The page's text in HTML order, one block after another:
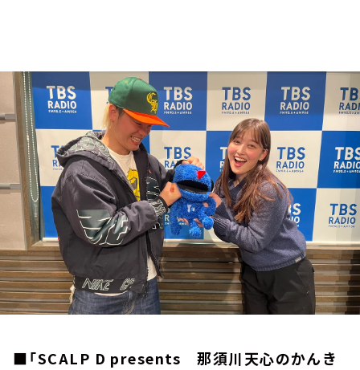
お知らせ
イベント・グッズ
YouTube
会社情報
■「SCALP D presents 那須川天心のかんき